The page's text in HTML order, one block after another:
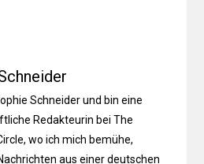
Schneider und bin eine
Redakteurin bei The
wo ich mich bemühe,
aus einer deutschen